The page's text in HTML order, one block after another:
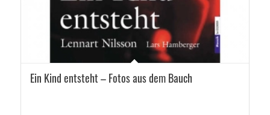
Ein Kind entsteht – Fotos aus dem Bauch